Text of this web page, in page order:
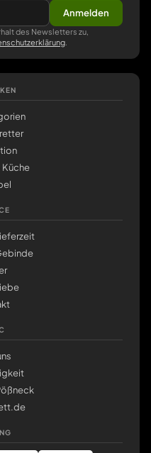
Anmelden
des Newsletters zu,
Küche